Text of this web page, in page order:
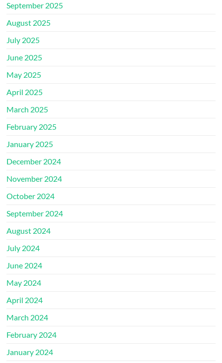
September 2025
August 2025
July 2025
June 2025
May 2025
April 2025
March 2025
February 2025
January 2025
December 2024
November 2024
October 2024
September 2024
August 2024
July 2024
June 2024
May 2024
April 2024
March 2024
February 2024
January 2024